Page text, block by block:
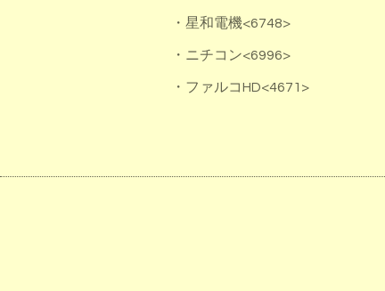
・星和電機<6748>
・ニチコン<6996>
・ファルコHD<4671>